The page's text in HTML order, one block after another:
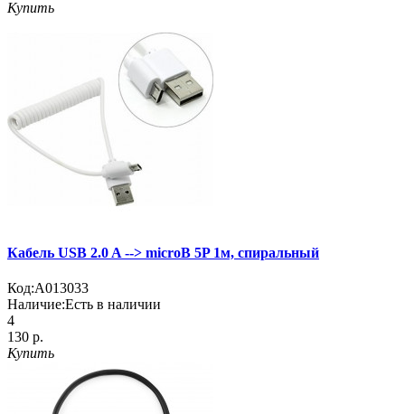
Купить
Кабель USB 2.0 A --> microB 5P 1м, спиральный
Код:A013033
Наличие:Есть в наличии
4
130 р.
Купить